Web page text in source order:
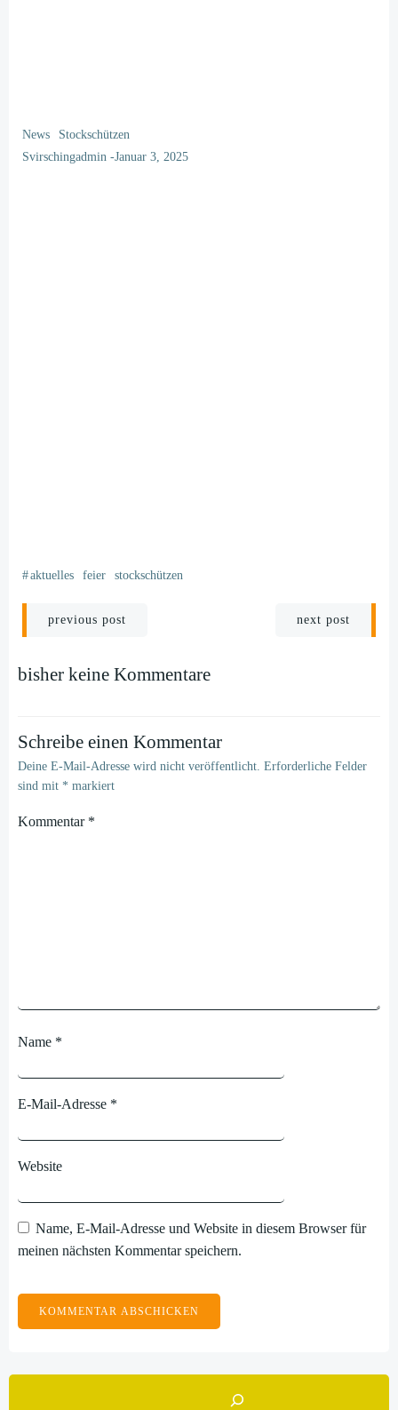
News
Stockschützen
Svirschingadmin -Januar 3, 2025
#aktuelles feier stockschützen
Beitragsnavigation
previous post next post
bisher keine Kommentare
Schreibe einen Kommentar
Deine E-Mail-Adresse wird nicht veröffentlicht. Erforderliche Felder
sind mit * markiert
Kommentar *
Name *
E-Mail-Adresse *
Website
Name, E-Mail-Adresse und Website in diesem Browser für
meinen nächsten Kommentar speichern.